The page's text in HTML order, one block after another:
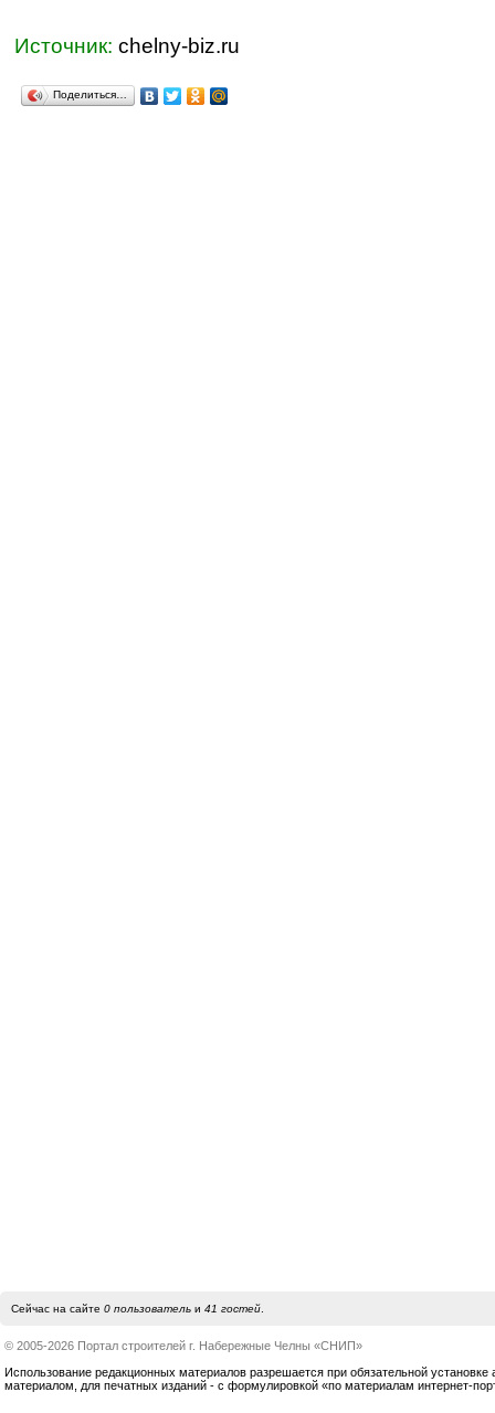
Источник: chelny-biz.ru
Поделиться…
Сейчас на сайте 0 пользовательи 41 гостей.
© 2005-2026 Портал строителей г. Набережные Челны «СНИП»
Использование редакционных материалов разрешается при обязательной установке
материалом, для печатных изданий - с формулировкой «по материалам интернет-